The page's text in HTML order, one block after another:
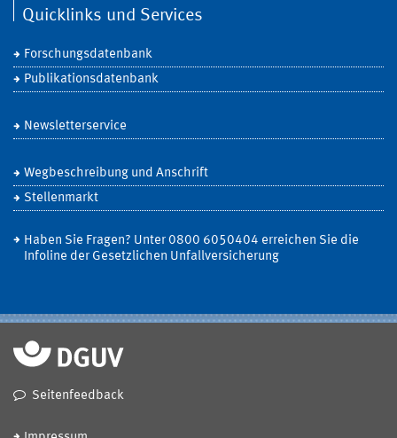
Quicklinks und Services
Forschungsdatenbank
Publikationsdatenbank
Newsletterservice
Wegbeschreibung und Anschrift
Stellenmarkt
Haben Sie Fragen? Unter 0800 6050404 erreichen Sie die
Infoline der Gesetzlichen Unfallversicherung
Seitenfeedback